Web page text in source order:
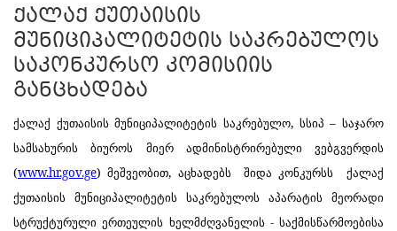
ქალაქ ქუთაისის
მუნიციპალიტეტის საკრებულოს
საკონკურსო კომისიის
განცხადება
ქალაქ ქუთაისის მუნიციპალიტეტის საკრებულო, სსიპ – საჯარო
სამსახურის ბიუროს მიერ ადმინისტრირებული ვებგვერდის
(www.hr.gov.ge) მეშვეობით, აცხადებს შიდა კონკურსს ქალაქ
ქუთაისის მუნიციპალიტეტის საკრებულოს აპარატის მეორადი
სტრუქტურული ერთეულის ხელმძღვანელის - საქმისწარმოებისა